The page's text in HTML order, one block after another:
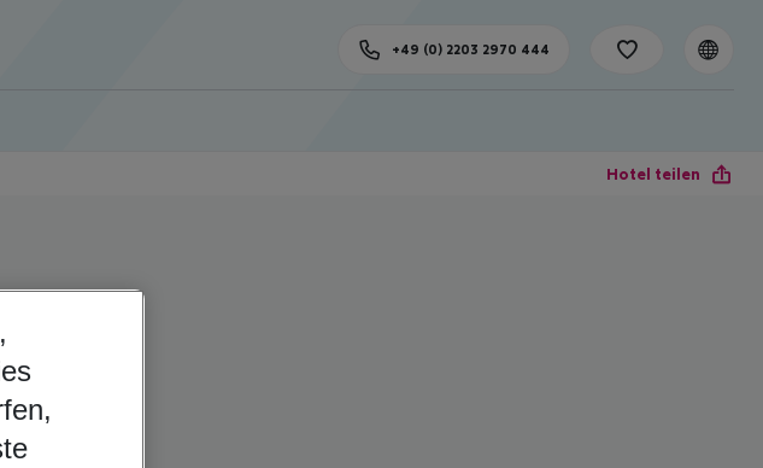
+49 (0) 2203 2970 444
Hotel teilen